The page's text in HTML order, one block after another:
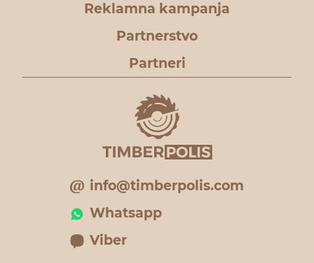
Reklamna kampanja
Partnerstvo
Partneri
info@timberpolis.com
Whatsapp
Viber